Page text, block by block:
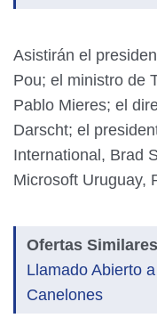
Asistirán el
Pou; el ministro de
Pablo Mieres; el
Darscht; el
International, Brad
Microsoft Uruguay,
Ofertas
Llamado Abierto
Canelones